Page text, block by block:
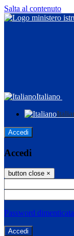
Salta al contenuto
Italiano
Accedi
Accedi
button close ×
Password